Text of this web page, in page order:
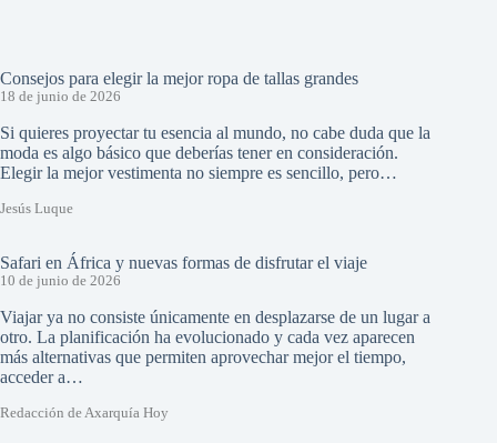
Consejos para elegir la mejor ropa de tallas grandes
18 de junio de 2026
Si quieres proyectar tu esencia al mundo, no cabe duda que la
moda es algo básico que deberías tener en consideración.
Elegir la mejor vestimenta no siempre es sencillo, pero…
Jesús Luque
Safari en África y nuevas formas de disfrutar el viaje
10 de junio de 2026
Viajar ya no consiste únicamente en desplazarse de un lugar a
otro. La planificación ha evolucionado y cada vez aparecen
más alternativas que permiten aprovechar mejor el tiempo,
acceder a…
Redacción de Axarquía Hoy